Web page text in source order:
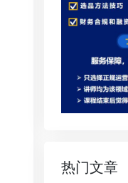
热门文章